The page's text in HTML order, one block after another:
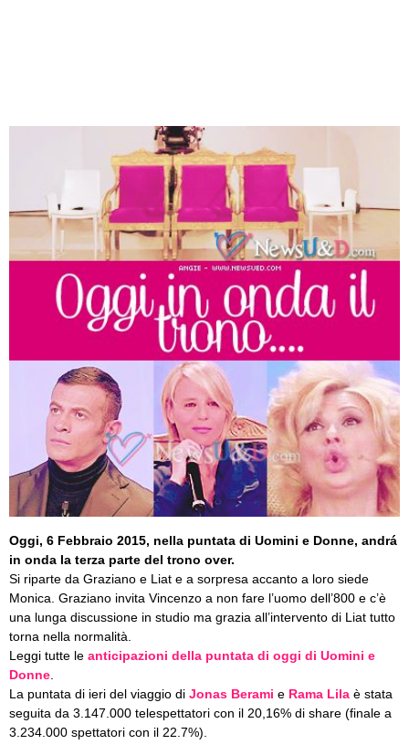
Oggi, 6 Febbraio 2015, nella puntata di Uomini e Donne, andrá
in onda la terza parte del trono over.
Si riparte da Graziano e Liat e a sorpresa accanto a loro siede
Monica. Graziano invita Vincenzo a non fare l’uomo dell’800 e c’è
una lunga discussione in studio ma grazia all’intervento di Liat tutto
torna nella normalità.
Leggi tutte le anticipazioni della puntata di oggi di Uomini e
Donne
La puntata di ieri del viaggio di Jonas Berami e Rama Lila è stata
seguita da 3.147.000 telespettatori con il 20,16% di share (finale a
3.234.000 spettatori con il 22.7%).